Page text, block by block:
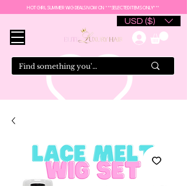
HOT GIRL SUMMER WIG DEALS NOW ON ***SELECTED ITEMS ONLY***
USD ($)